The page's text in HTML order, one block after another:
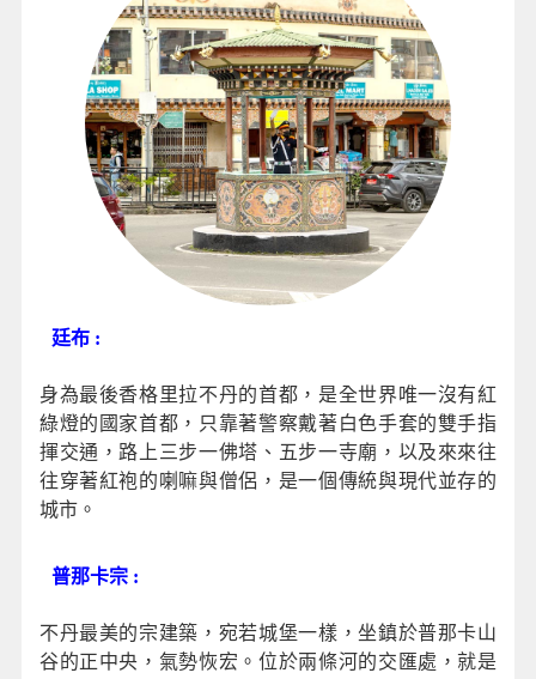
廷布 :
身為最後香格里拉不丹的首都，是全世界唯一沒有紅
綠燈的國家首都，只靠著警察戴著白色手套的雙手指
揮交通，路上三步一佛塔、五步一寺廟，以及來來往
往穿著紅袍的喇嘛與僧侶，是一個傳統與現代並存的
城市。
普那卡宗 :
不丹最美的宗建築，宛若城堡一樣，坐鎮於普那卡山
谷的正中央，氣勢恢宏。位於兩條河的交匯處，就是